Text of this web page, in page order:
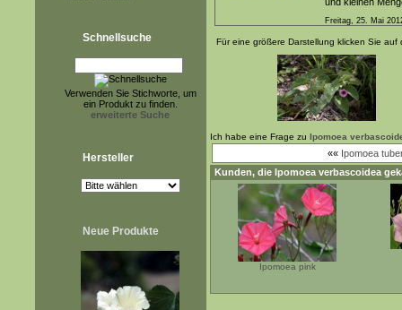
Schnellsuche
Verwenden Sie Stichworte, um
ein Produkt zu finden.
erweiterte Suche
Hersteller
Neue Produkte
Freitag, 25. Mai
Für eine größere Darstellung klicken Sie auf
Ich habe eine Frage zu Ipomoea
«« Ipomoea
Kunden, die Ipomoea verbascoidea
Ipomoea pink